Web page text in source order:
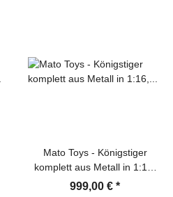
Mato Toys - Königstiger
komplett aus Metall in 1:16,
RTR-Version mit IR-System /
999,00 € *